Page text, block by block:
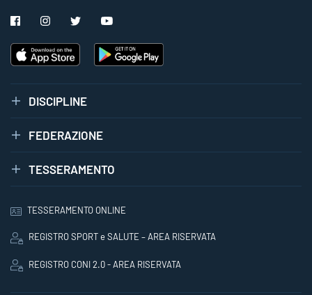
DISCIPLINE
FEDERAZIONE
TESSERAMENTO
TESSERAMENTO ONLINE
REGISTRO SPORT e SALUTE – AREA RISERVATA
REGISTRO CONI 2.0 - AREA RISERVATA